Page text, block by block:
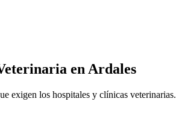
en Ardales
exigen los hospitales y clínicas veterinarias.